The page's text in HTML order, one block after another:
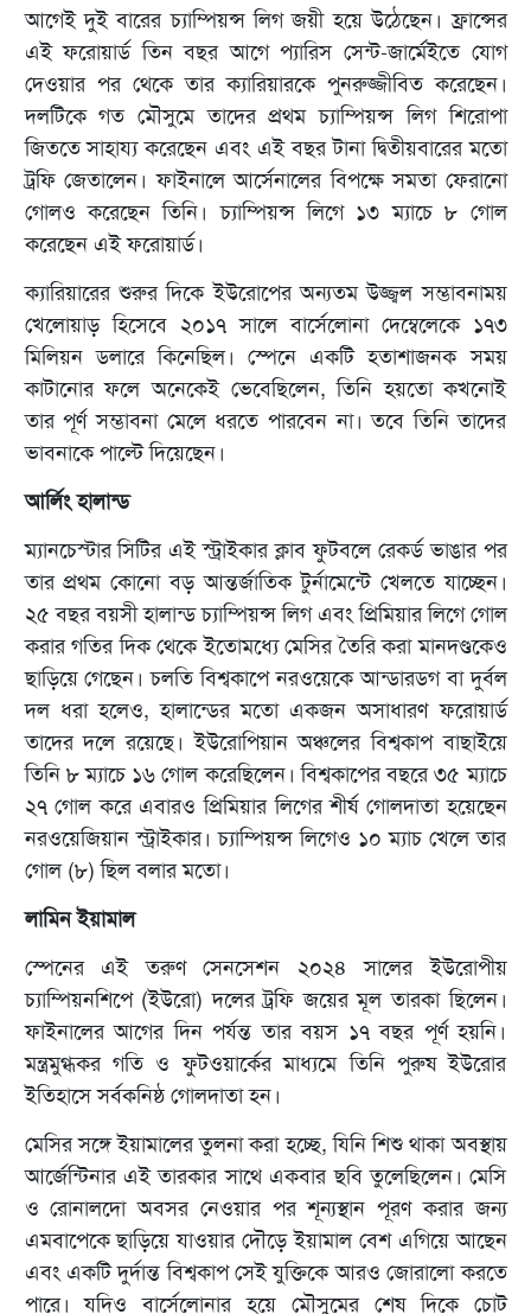
আগেই দুই বারের চ্যাম্পিয়ন্স লিগ জয়ী হয়ে উঠেছেন। ফ্রান্সের
এই ফরোয়ার্ড তিন বছর আগে প্যারিস সেন্ট-জার্মেইতে যোগ
দেওয়ার পর থেকে তার ক্যারিয়ারকে পুনরুজ্জীবিত করেছেন।
দলটিকে গত মৌসুমে তাদের প্রথম চ্যাম্পিয়ন্স লিগ শিরোপা
জিততে সাহায্য করেছেন এবং এই বছর টানা দ্বিতীয়বারের মতো
ট্রফি জেতালেন। ফাইনালে আর্সেনালের বিপক্ষে সমতা ফেরানো
গোলও করেছেন তিনি। চ্যাম্পিয়ন্স লিগে ১৩ ম্যাচে ৮ গোল
করেছেন এই ফরোয়ার্ড।
ক্যারিয়ারের শুরুর দিকে ইউরোপের অন্যতম উজ্জ্বল সম্ভাবনাময়
খেলোয়াড় হিসেবে ২০১৭ সালে বার্সেলোনা দেম্বেলেকে ১৭৩
মিলিয়ন ডলারে কিনেছিল। স্পেনে একটি হতাশাজনক সময়
কাটানোর ফলে অনেকেই ভেবেছিলেন, তিনি হয়তো কখনোই
তার পূর্ণ সম্ভাবনা মেলে ধরতে পারবেন না। তবে তিনি তাদের
ভাবনাকে পাল্টে দিয়েছেন।
আর্লিং হালান্ড
ম্যানচেস্টার সিটির এই স্ট্রাইকার ক্লাব ফুটবলে রেকর্ড ভাঙার পর
তার প্রথম কোনো বড় আন্তর্জাতিক টুর্নামেন্টে খেলতে যাচ্ছেন।
২৫ বছর বয়সী হালান্ড চ্যাম্পিয়ন্স লিগ এবং প্রিমিয়ার লিগে গোল
করার গতির দিক থেকে ইতোমধ্যে মেসির তৈরি করা মানদণ্ডকেও
ছাড়িয়ে গেছেন। চলতি বিশ্বকাপে নরওয়েকে আন্ডারডগ বা দুর্বল
দল ধরা হলেও, হালান্ডের মতো একজন অসাধারণ ফরোয়ার্ড
তাদের দলে রয়েছে। ইউরোপিয়ান অঞ্চলের বিশ্বকাপ বাছাইয়ে
তিনি ৮ ম্যাচে ১৬ গোল করেছিলেন। বিশ্বকাপের বছরে ৩৫ ম্যাচে
২৭ গোল করে এবারও প্রিমিয়ার লিগের শীর্ষ গোলদাতা হয়েছেন
নরওয়েজিয়ান স্ট্রাইকার। চ্যাম্পিয়ন্স লিগেও ১০ ম্যাচ খেলে তার
গোল (৮) ছিল বলার মতো।
লামিন ইয়ামাল
স্পেনের এই তরুণ সেনসেশন ২০২৪ সালের ইউরোপীয়
চ্যাম্পিয়নশিপে (ইউরো) দলের ট্রফি জয়ের মূল তারকা ছিলেন।
ফাইনালের আগের দিন পর্যন্ত তার বয়স ১৭ বছর পূর্ণ হয়নি।
মন্ত্রমুগ্ধকর গতি ও ফুটওয়ার্কের মাধ্যমে তিনি পুরুষ ইউরোর
ইতিহাসে সর্বকনিষ্ঠ গোলদাতা হন।
মেসির সঙ্গে ইয়ামালের তুলনা করা হচ্ছে, যিনি শিশু থাকা অবস্থায়
আর্জেন্টিনার এই তারকার সাথে একবার ছবি তুলেছিলেন। মেসি
ও রোনালদো অবসর নেওয়ার পর শূন্যস্থান পূরণ করার জন্য
এমবাপেকে ছাড়িয়ে যাওয়ার দৌড়ে ইয়ামাল বেশ এগিয়ে আছেন
এবং একটি দুর্দান্ত বিশ্বকাপ সেই যুক্তিকে আরও জোরালো করতে
পারে। যদিও বার্সেলোনার হয়ে মৌসুমের শেষ দিকে চোট